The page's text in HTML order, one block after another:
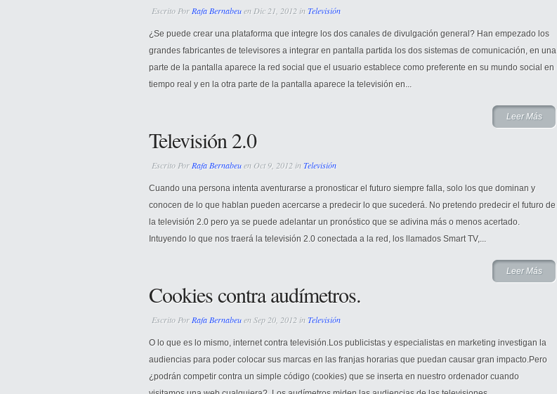
Escrito Por Rafa Bernabeuen Dic 21, 2012 inTelevisión
¿Se puede crear una plataforma que integre los dos canales de divulgación general? Han empezado los
grandes fabricantes de televisores a integrar en pantalla partida los dos sistemas de comunicación, en una
parte de la pantalla aparece la red social que el usuario establece como preferente en su mundo social en
tiempo real y en la otra parte de la pantalla aparece la televisión en...
Leer Más
Televisión 2.0
Escrito Por Rafa Bernabeuen Oct 9, 2012 inTelevisión
Cuando una persona intenta aventurarse a pronosticar el futuro siempre falla, solo los que dominan y
conocen de lo que hablan pueden acercarse a predecir lo que sucederá. No pretendo predecir el futuro de
la televisión 2.0 pero ya se puede adelantar un pronóstico que se adivina más o menos acertado.
Intuyendo lo que nos traerá la televisión 2.0 conectada a la red, los llamados Smart TV,...
Leer Más
Cookies contra audímetros.
Escrito Por Rafa Bernabeuen Sep 20, 2012 inTelevisión
O lo que es lo mismo, internet contra televisión.Los publicistas y especialistas en marketing investigan la
audiencias para poder colocar sus marcas en las franjas horarias que puedan causar gran impacto.Pero
¿podrán competir contra un simple código (cookies) que se inserta en nuestro ordenador cuando